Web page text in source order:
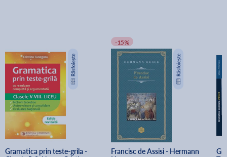
Gramatica prin teste-grila -
-15%
Francisc de Assisi - Hermann